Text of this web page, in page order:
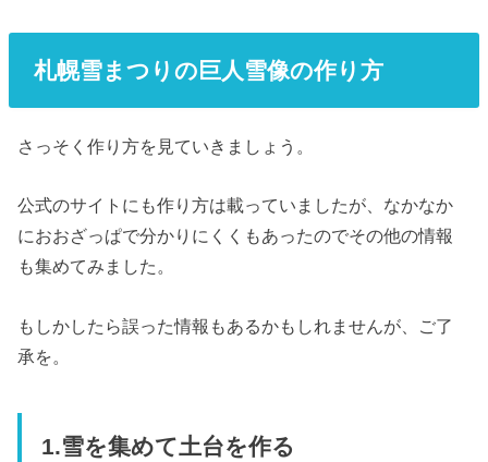
札幌雪まつりの巨人雪像の作り方
さっそく作り方を見ていきましょう。
公式のサイトにも作り方は載っていましたが、なかなか
におおざっぱで分かりにくくもあったのでその他の情報
も集めてみました。
もしかしたら誤った情報もあるかもしれませんが、ご了
承を。
1.雪を集めて土台を作る